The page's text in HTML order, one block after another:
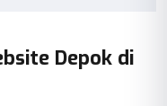
Depok di